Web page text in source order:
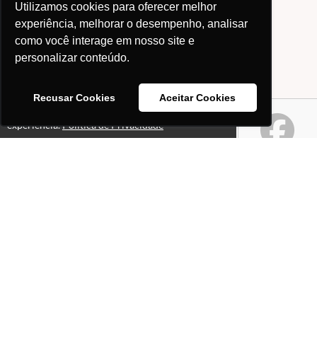
Utilizamos cookies para oferecer melhor
experiência, melhorar o desempenho, analisar
como você interage em nosso site e
personalizar conteúdo.
Recusar Cookies Aceitar Cookies
Este site usa cookies para melhorar sua
experiência.Política de Privacidade
Ok!